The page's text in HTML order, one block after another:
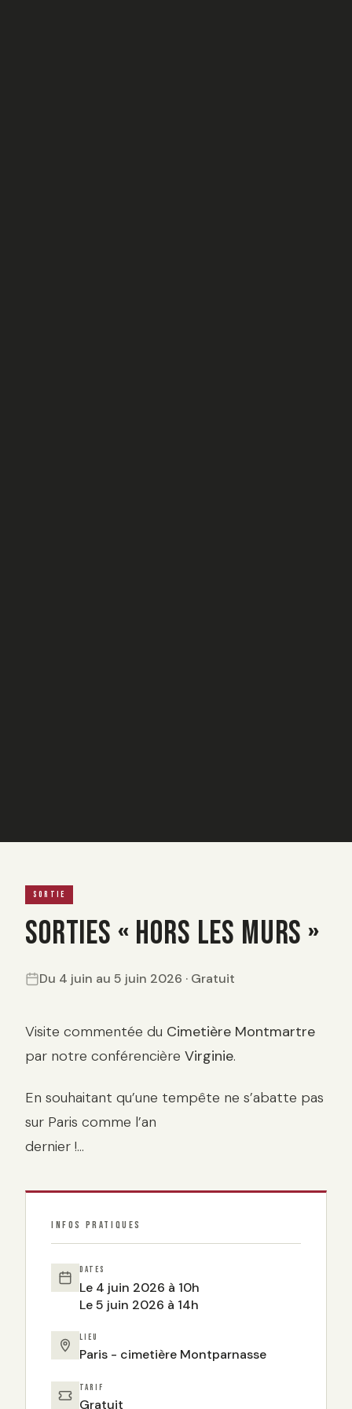
SORTIE
Sorties « Hors les murs »
Du 4 juin au 5 juin 2026 · Gratuit
Description
Visite commentée du Cimetière Montmartre
par notre conférencière Virginie.
En souhaitant qu’une tempête ne s’abatte pas
sur Paris comme l’an
dernier !…
INFOS PRATIQUES
DATES
Le 4 juin 2026 à 10h
Le 5 juin 2026 à 14h
LIEU
Paris - cimetière Montparnasse
TARIF
Gratuit